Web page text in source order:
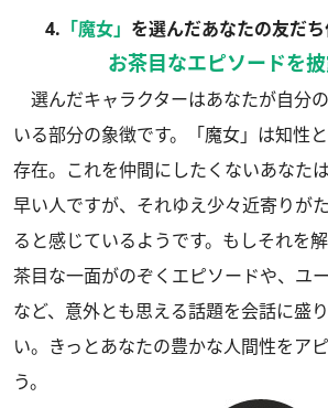
4. 「魔女」 を選んだあなたの友だ
お茶目なエピソードを
選んだキャラクターはあなたが自分
いる部分の象徴です。「魔女」は知性
存在。これを仲間にしたくないあなた
早い人ですが、それゆえ少々近寄りが
ると感じているようです。もしそれを
茶目な一面がのぞくエピソードや、ユ
など、意外とも思える話題を会話に盛
い。きっとあなたの豊かな人間性をア
う。